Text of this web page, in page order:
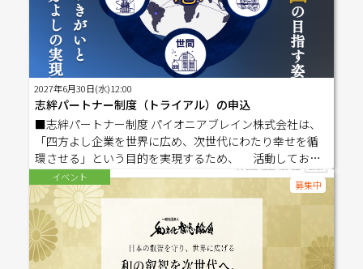
2027年6月30日(水)12:00
志絆パートナー制度（トライアル）の申込
■志絆パートナー制度 パイオニアブレイン株式会社は、
「四方よし企業を世界に広め、次世代にわたり幸せを循
環させる」という目的を実現するため、 活動しており
ます。 志絆パートナーとは、弊社の目的や理念に共感
いただく中で、 ▷四方よしを身に付けながら成長し、関
わる人や会社と共に幸せになりたい方 ▷他者に与え、地
域、社会を発展させ、よい世の中を創りたい方 で、弊社
が認める事業主または経営者を対象にしております。 ----
------------------------------------------- ご希望の会員をお選び
イベント
募集中